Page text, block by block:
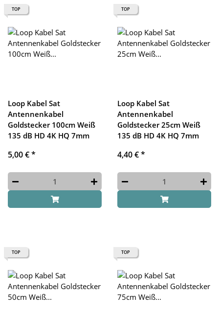
TOP
Loop Kabel Sat
Antennenkabel
Goldstecker 100cm Weiß
135 dB HD 4K HQ 7mm
5,00 €*
TOP
Loop Kabel Sat
Antennenkabel
Goldstecker 25cm Weiß
135 dB HD 4K HQ 7mm
4,40 €*
TOP TOP